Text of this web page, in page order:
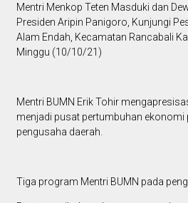
Mentri Menkop Teten Masduki dan
Presiden Aripin Panigoro, Kunjungi
Alam Endah, Kecamatan Rancabali
Minggu (10/10/21)
Mentri BUMN Erik Tohir
menjadi pusat pertumbuhan
pengusaha daerah.
Tiga program Mentri BUMN pada